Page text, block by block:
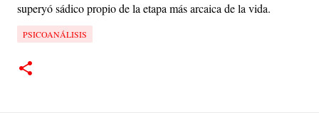
superyó sádico propio de la etapa más arcaica de la vida.
PSICOANÁLISIS